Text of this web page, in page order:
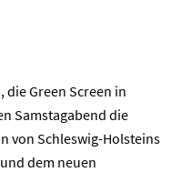
Green Screen in
Samstagabend die
von Schleswig-Holsteins
dem neuen